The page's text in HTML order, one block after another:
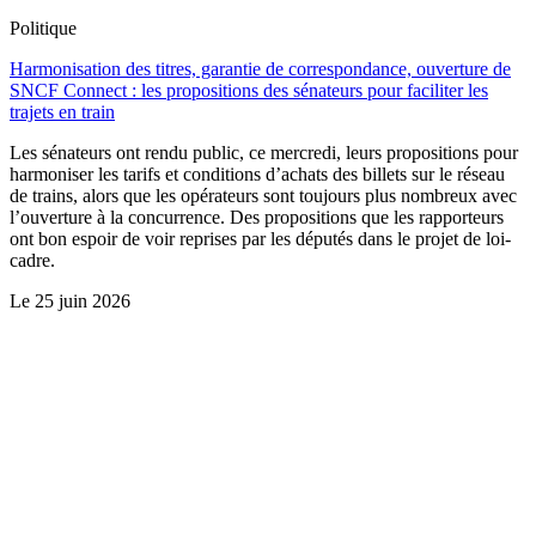
Politique
Harmonisation des titres, garantie de correspondance, ouverture de
SNCF Connect : les propositions des sénateurs pour faciliter les
trajets en train
Les sénateurs ont rendu public, ce mercredi, leurs propositions pour
harmoniser les tarifs et conditions d’achats des billets sur le réseau
de trains, alors que les opérateurs sont toujours plus nombreux avec
l’ouverture à la concurrence. Des propositions que les rapporteurs
ont bon espoir de voir reprises par les députés dans le projet de loi-
cadre.
Le 25 juin 2026